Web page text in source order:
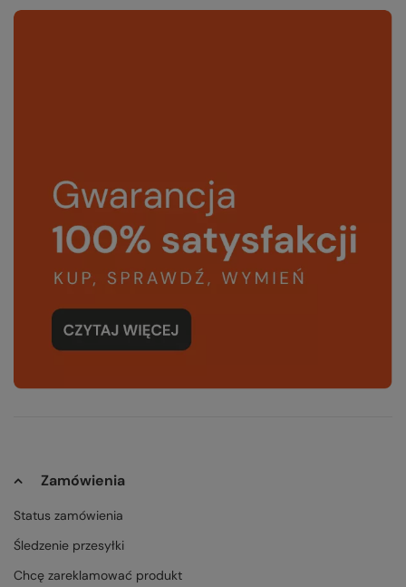
Zamówienia
Status zamówienia
Śledzenie przesyłki
Chcę zareklamować produkt